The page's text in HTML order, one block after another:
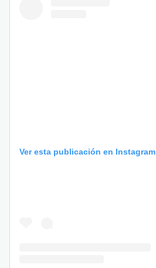
Ver esta publicación en Instagram